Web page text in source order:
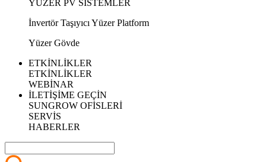
YÜZER PV SİSTEMLER
İnvertör Taşıyıcı Yüzer Platform
Yüzer Gövde
ETKİNLİKLER
ETKİNLİKLER
WEBİNAR
İLETİŞİME GEÇİN
SUNGROW OFİSLERİ
SERVİS
HABERLER